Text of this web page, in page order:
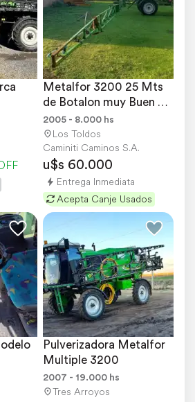
Metalfor 3200 25 Mts
de Botalon muy Buen
Estado General
2005 - 8.000 hs
Los Toldos
Caminiti Caminos S.A.
u$s 60.000
Entrega Inmediata
Acepta Canje Usados
Pulverizadora Metalfor
Multiple 3200
2007 - 19.000 hs
Tres Arroyos